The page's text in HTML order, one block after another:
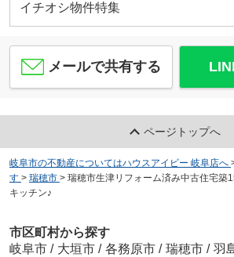
イチオシ物件特集
メールで共有する
ページトップへ
岐阜市の不動産についてはハウスアイビー 岐阜店へ
す > 瑞穂市 > 瑞穂市生津リフォーム済み中古住宅築
キッチン♪
市区町村から探す
岐阜市 / 大垣市 / 各務原市 / 瑞穂市 / 羽